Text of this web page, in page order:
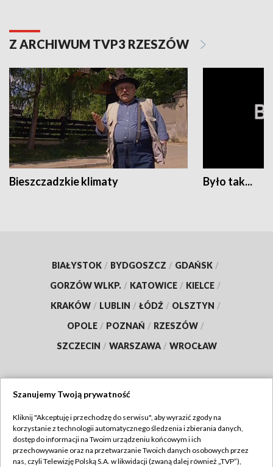
Z ARCHIWUM TVP3 RZESZÓW
Bieszczadzkie klimaty Było tak...
BIAŁYSTOK / BYDGOSZCZ / GDAŃSK /
GORZÓW WLKP. / KATOWICE / KIELCE /
KRAKÓW / LUBLIN / ŁÓDŹ / OLSZTYN /
OPOLE / POZNAŃ / RZESZÓW /
SZCZECIN / WARSZAWA / WROCŁAW
TVP
Abonament TVP
Regulamin TVP
Szanujemy Twoją prywatność
Kliknij "Akceptuję i przechodzę do serwisu", aby wyrazić zgody na
korzystanie z technologii automatycznego śledzenia i zbierania danych,
dostęp do informacji na Twoim urządzeniu końcowym i ich
przechowywanie oraz na przetwarzanie Twoich danych osobowych przez
nas, czyli Telewizję Polską S.A. w likwidacji (zwaną dalej również „TVP”),